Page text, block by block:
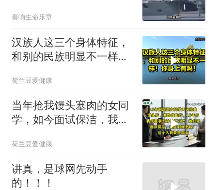
奏响生命乐章
汉族人这三个身体特征，
和别的民族明显不一样！
荷兰豆爱健康
当年抢我馒头塞肉的女同
学，如今面试保洁，我亲
荷兰豆爱健康
讲真，是球网先动手
的！！！